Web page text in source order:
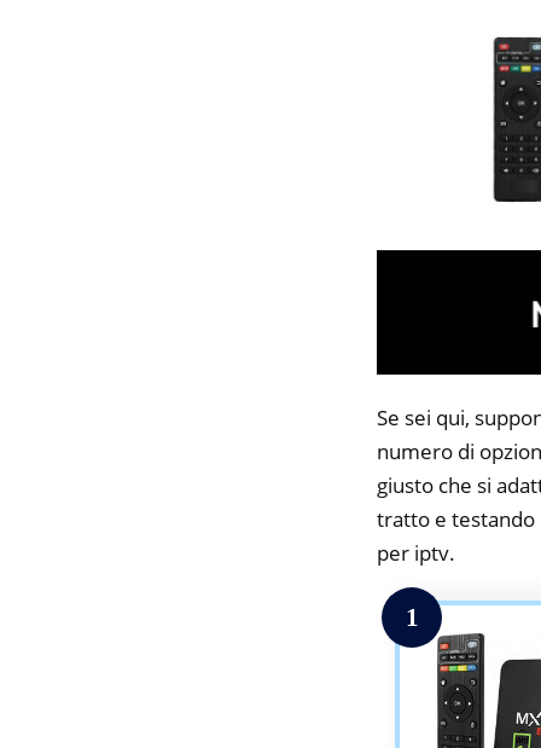
Se sei qui,
numero di
giusto che si
tratto e testando
per iptv.
1